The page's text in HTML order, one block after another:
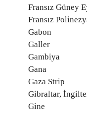
Fransız Güney
Fransız
Gabon
Galler
Gambiya
Gana
Gaza Strip
Gibraltar,
Gine